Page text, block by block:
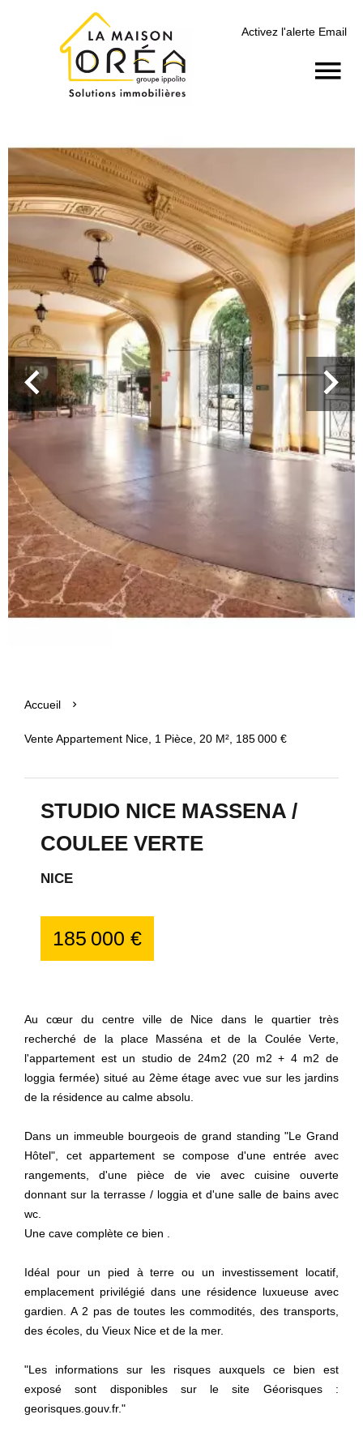
Activez l'alerte Email
Accueil
Vente Appartement Nice, 1 Pièce, 20 M², 185 000 €
STUDIO NICE MASSENA /
COULEE VERTE
NICE
185 000 €
Au cœur du centre ville de Nice dans le quartier très
recherché de la place Masséna et de la Coulée Verte,
l'appartement est un studio de 24m2 (20 m2 + 4 m2 de
loggia fermée) situé au 2ème étage avec vue sur les jardins
de la résidence au calme absolu.
Dans un immeuble bourgeois de grand standing "Le Grand
Hôtel", cet appartement se compose d'une entrée avec
rangements, d'une pièce de vie avec cuisine ouverte
donnant sur la terrasse / loggia et d'une salle de bains avec
wc.
Une cave complète ce bien .
Idéal pour un pied à terre ou un investissement locatif,
emplacement privilégié dans une résidence luxueuse avec
gardien. A 2 pas de toutes les commodités, des transports,
des écoles, du Vieux Nice et de la mer.
"Les informations sur les risques auxquels ce bien est
exposé sont disponibles sur le site Géorisques :
georisques.gouv.fr."